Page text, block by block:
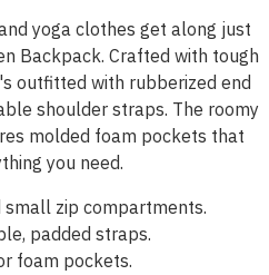
yoga clothes get along just
Backpack. Crafted with tough
outfitted with rubberized end
shoulder straps. The roomy
molded foam pockets that
you need.
small zip compartments.
padded straps.
foam pockets.